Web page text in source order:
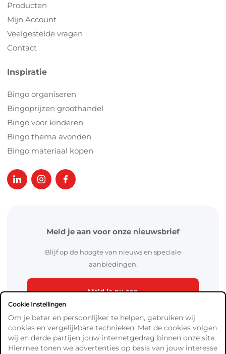
Producten
Mijn Account
Veelgestelde vragen
Contact
Inspiratie
Bingo organiseren
Bingoprijzen groothandel
Bingo voor kinderen
Bingo thema avonden
Bingo materiaal kopen
Meld je aan voor onze nieuwsbrief
Blijf op de hoogte van nieuws en speciale
aanbiedingen.
Meld je nu aan
Cookie Instellingen
Om je beter en persoonlijker te helpen, gebruiken wij
cookies en vergelijkbare technieken. Met de cookies volgen
wij en derde partijen jouw internetgedrag binnen onze site.
Hiermee tonen we advertenties op basis van jouw interesse